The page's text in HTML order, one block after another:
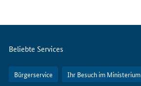
Servicemenü
Beliebte Services
Bürgerservice Ihr Besuch im Ministerium